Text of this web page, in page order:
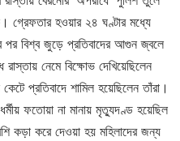
গ্রেফতার হওয়ার ২৪ ঘণ্টার মধ্যে
বিশ্ব জুড়ে প্রতিবাদের আগুন জ্বলে
নেমে বিক্ষোভ দেখিয়েছিলেন
প্রতিবাদে শামিল হয়েছিলেন তাঁরা।
ফতোয়া না মানায় মৃত্যুদণ্ড হয়েছিল
কড়া করে দেওয়া হয় মহিলাদের জন্য